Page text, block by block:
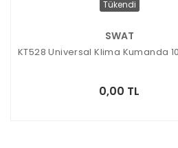
Tükendi
SWAT
KT528 Universal Klima Kumanda
0,00 TL